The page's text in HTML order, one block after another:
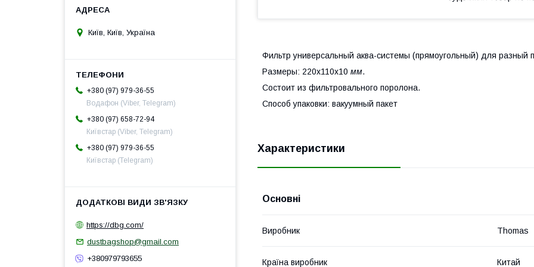
Фильтр универсальный аква-системы (прямоугольный) для разный
Размеры: 220x110x10 мм.
Состоит из фильтровального поролона.
Способ упаковки: вакуумный пакет
Характеристики
Основні
Виробник Thomas
Країна виробник Китай
Київ, Київ, Україна
+380 (97) 979-36-55
Водафон (Viber, Telegram)
+380 (97) 658-72-94
Київстар (Viber, Telegram)
+380 (97) 979-36-55
Київстар (Telegram)
https://dbg.com/
dustbagshop@gmail.com
+380979793655